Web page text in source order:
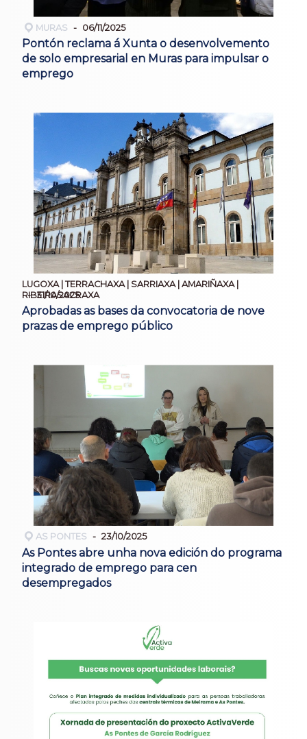
MURAS 06/11/2025
Pontón reclama á Xunta o desenvolvemento
de solo empresarial en Muras para impulsar o
emprego
LUGOXA | TERRACHAXA | SARRIAXA | AMARIÑAXA |
RIBEIRASACRAXA
31/10/2025
Aprobadas as bases da convocatoria de nove
prazas de emprego público
AS PONTES 23/10/2025
As Pontes abre unha nova edición do programa
integrado de emprego para cen
desempregados